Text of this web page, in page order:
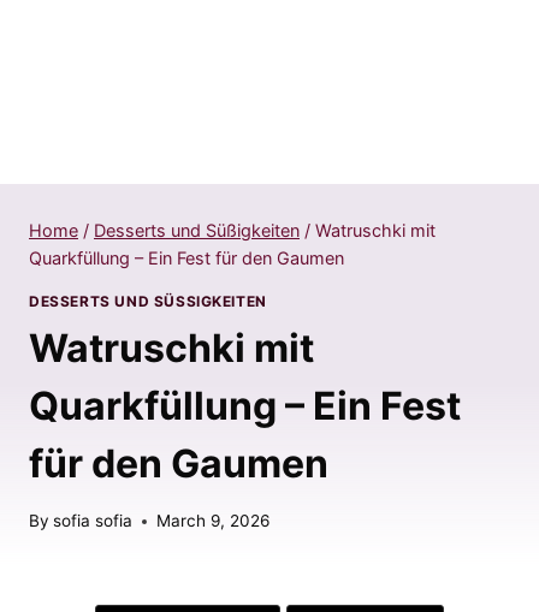
Home / Desserts und Süßigkeiten / Watruschki mit
Quarkfüllung – Ein Fest für den Gaumen
DESSERTS UND SÜSSIGKEITEN
Watruschki mit
Quarkfüllung – Ein Fest
für den Gaumen
By sofia sofia March 9, 2026